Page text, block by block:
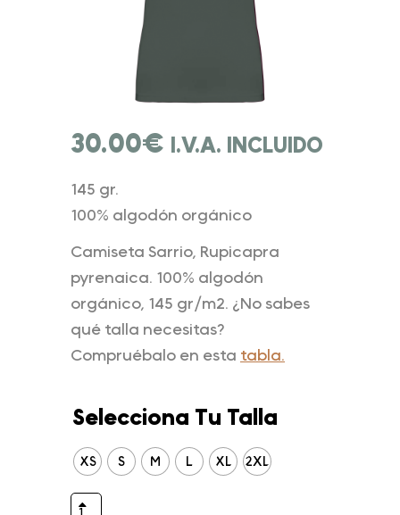
30.00€ I.V.A. INCLUIDO
145 gr.
100% algodón orgánico
Camiseta Sarrio, Rupicapra
pyrenaica. 100% algodón
orgánico, 145 gr/m2. ¿No sabes
qué talla necesitas?
Compruébalo en esta tabla.
Selecciona Tu Talla
XS S M L XL 2XL